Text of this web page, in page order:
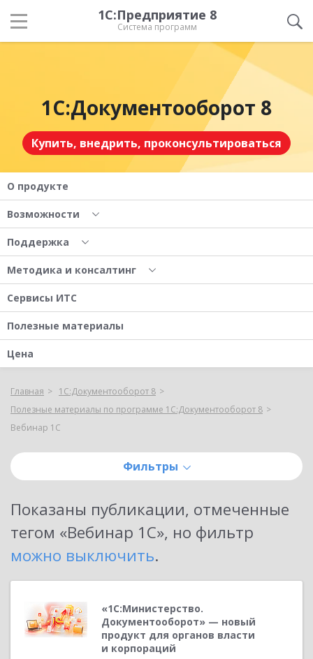
1С:Предприятие 8
Система программ
1С:Документооборот 8
Купить, внедрить, проконсультироваться
О продукте
Возможности
Поддержка
Методика и консалтинг
Сервисы ИТС
Полезные материалы
Цена
Главная
1С:Документооборот 8
Полезные материалы по программе 1С:Документооборот 8
Вебинар 1С
Фильтры
Показаны публикации, отмеченные
тегом «Вебинар 1С», но фильтр
можно выключить.
«1С:Министерство.
Документооборот» — новый
продукт для органов власти
и корпораций